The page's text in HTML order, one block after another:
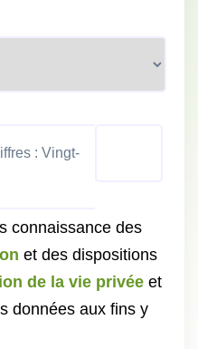
: Vingt-
connaissance des
et des dispositions
de la vie privée et
données aux fins y